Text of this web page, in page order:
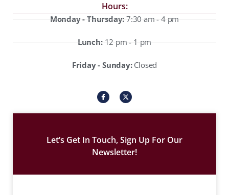
Hours:
Monday - Thursday:7:30 am - 4 pm
Lunch:12 pm - 1 pm
Friday - Sunday:Closed
I
c
o
n
e
o
X
-
t
w
e
r
Let’s Get In Touch, Sign Up For Our
Newsletter!